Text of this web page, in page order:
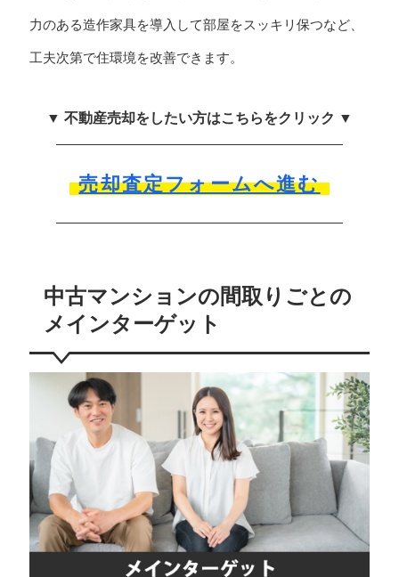
力のある造作家具を導入して部屋をスッキリ保つなど、
工夫次第で住環境を改善できます。
▼ 不動産売却をしたい方はこちらをクリック ▼
売却査定フォームへ進む
中古マンションの間取りごとの
メインターゲット